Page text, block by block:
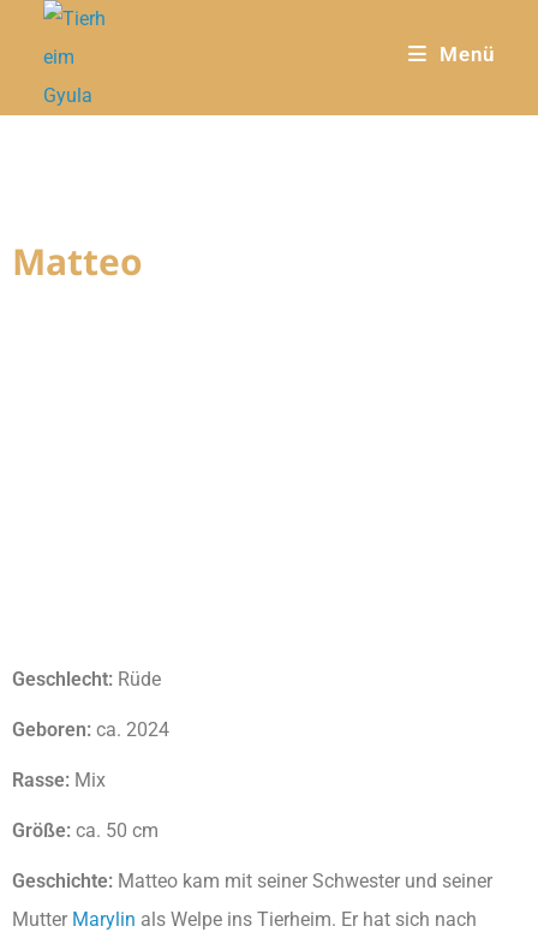
Menü
Matteo
Geschlecht: Rüde
Geboren: ca. 2024
Rasse: Mix
Größe: ca. 50 cm
Geschichte: Matteo kam mit seiner Schwester und seiner
Mutter Marylin als Welpe ins Tierheim. Er hat sich nach